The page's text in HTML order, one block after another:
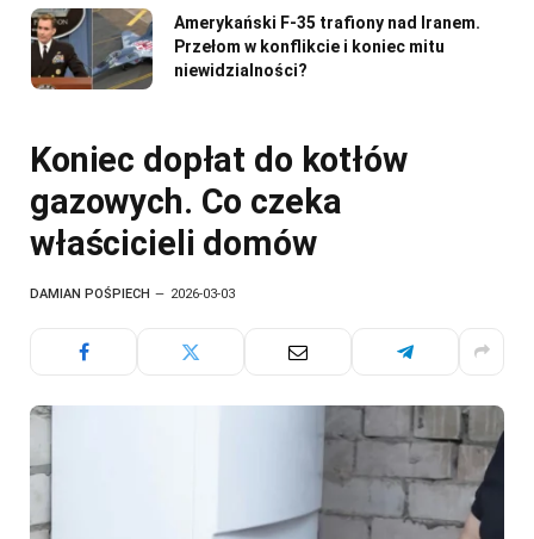
Amerykański F-35 trafiony nad Iranem.
Przełom w konflikcie i koniec mitu
niewidzialności?
Koniec dopłat do kotłów
gazowych. Co czeka
właścicieli domów
DAMIAN POŚPIECH 2026-03-03